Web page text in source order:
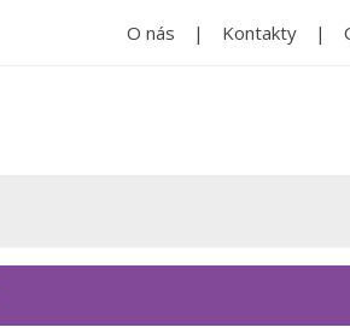
O nás Kontakty